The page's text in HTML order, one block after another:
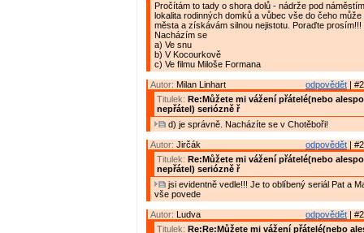
Pročítám to tady o shora dolů - nádrže pod
lokalita rodinných domků a vůbec vše do čeho může
města a získávám silnou nejistotu. Poraďte prosím!!!
Nacházím se
a) Ve snu
b) V Kocourkově
c) Ve filmu Miloše Formana
odpovědět |
Autor: Milan Linhart
Titulek: Re:Můžete mi vážení přátelé(nebo
nepřátel) seriózně ř
d) je správně. Nacházíte se v Chotěboři!
odpovědět |
Autor: Jirčák
Titulek: Re:Můžete mi vážení přátelé(nebo
nepřátel) seriózně ř
jsi evidentně vedle!!! Je to oblíbený seriál Pat a
vše povede
odpovědět |
Autor: Ludva
Titulek: Re:Re:Můžete mi vážení přátelé(nebo